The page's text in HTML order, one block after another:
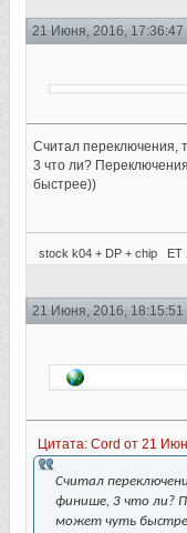
21 Июня, 2016, 17:36:47
Считал переключения,
3 что ли?
быстрее))
stock k04 + DP + chip ET
21 Июня, 2016, 18:15:51
Цитата: Cord от 21
Считал
финише, 3 что ли?
может чуть